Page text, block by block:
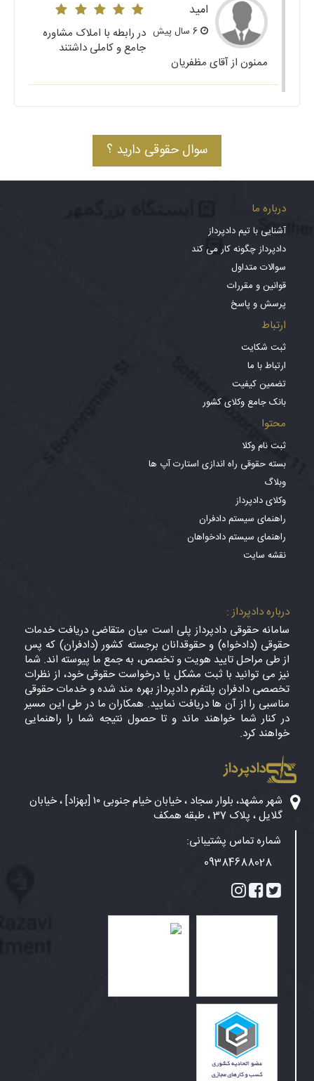
امید
در رابطه با املاک مشاوره
جامع و کاملی داشتند
ممنون از آقای مظفریان
سوال حقوقی دارید ؟
درباره ما
آشنایی با تیم دادپرداز
دادپرداز چگونه کار می کند
سوالات متداول
قوانین و مقررات
پرسش و پاسخ
ارتباط
ثبت شکایت
ارتباط با ما
تضمین کیفیت
بانک جامع وکلای کشور
محتوا
ثبت نام وکلا
بسته حقوقی راه اندازی استارت آپ ها
وبلاگ
وکلای دادپرداز
راهنمای سیستم دادفران
راهنمای سیستم دادخواهان
نقشه سایت
درباره دادپرداز :
سامانه حقوقی دادپرداز پلی است میان متقاضی دریافت خدمات
حقوقی (دادخواه) و حقوقدانان برجسته کشور (دادفران) که پس
از طی مراحل تایید هویت و تخصص، به جمع ما پیوسته اند. شما
نیز می توانید با ثبت مشکل یا درخواست حقوقی خود، از نظرات
تخصصی دادفران پلتفرم دادپرداز بهره مند شده و خدمات حقوقی
مناسبی را از آن ها دریافت نمایید. همکاران ما در طی این مسیر
در کنار شما خواهند ماند و تا حصول نتیجه شما را راهنمایی
خواهند کرد.
دادپرداز
شهر مشهد، بلوار سجاد ، خیابان خیام جنوبی ۱۰ [بهزاد] ، خیابان
گلایل ، پلاک 37 ، طبقه همکف
شماره تماس پشتیبانی:
09384688028